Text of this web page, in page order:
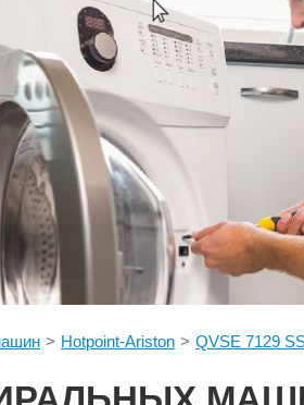
Hotpoint-Ariston QVSE 7129